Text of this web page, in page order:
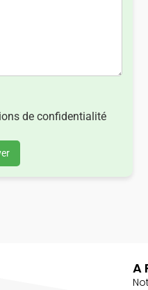
de confidentialité
A